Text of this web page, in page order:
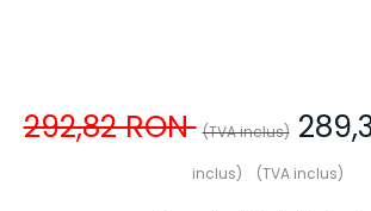
292,82 RON (TVA inclus)
inclus) (TVA inclus)